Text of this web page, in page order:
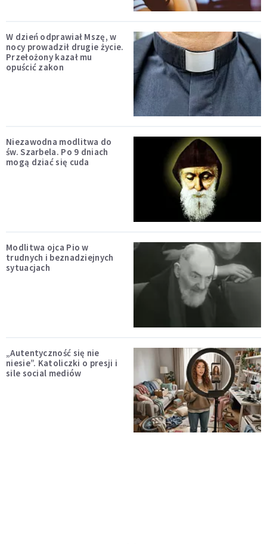
W dzień odprawiał Mszę, w
nocy prowadził drugie życie.
Przełożony kazał mu
opuścić zakon
Niezawodna modlitwa do
św. Szarbela. Po 9 dniach
mogą dziać się cuda
Modlitwa ojca Pio w
trudnych i beznadziejnych
sytuacjach
„Autentyczność się nie
niesie”. Katoliczki o presji i
sile social mediów